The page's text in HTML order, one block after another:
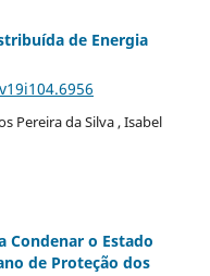
de Energia
Pereira da Silva , Isabel
Condenar o Estado
de Proteção dos